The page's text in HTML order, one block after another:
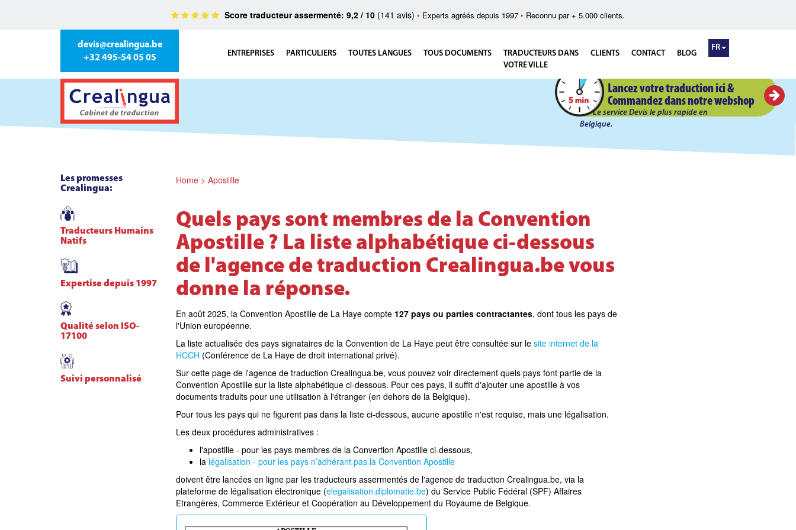
Score traducteur assermenté: 9,2 / 10 (141 avis) • Experts agréés depuis 1997 • Reconnu par + 5.000 clients.
devis@crealingua.be
+32 495-54 05 05
ENTREPRISES PARTICULIERS TOUTES LANGUES TOUS DOCUMENTS
TRADUCTEURS DANS
VOTRE VILLE
CLIENTS CONTACT BLOG
FR
Lancez votre traduction ici &
Commandez dans notre webshop
Le service Devis le plus rapide en
Belgique.
Les promesses
Crealingua:
Traducteurs Humains
Natifs
Expertise depuis 1997
Qualité selon ISO-
17100
Suivi personnalisé
Home > Apostille
Quels pays sont membres de la Convention
Apostille ? La liste alphabétique ci-dessous
de l'agence de traduction Crealingua.be vous
donne la réponse.
En août 2025, la Convention Apostille de La Haye compte 127 pays ou parties contractantes, dont tous les pays de
l'Union européenne.
La liste actualisée des pays signataires de la Convention de La Haye peut être consultée sur le site internet de la
HCCH (Conférence de La Haye de droit international privé).
Sur cette page de l'agence de traduction Crealingua.be, vous pouvez voir directement quels pays font partie de la
Convention Apostille sur la liste alphabétique ci-dessous. Pour ces pays, il suffit d'ajouter une apostille à vos
documents traduits pour une utilisation à l'étranger (en dehors de la Belgique).
Pour tous les pays qui ne figurent pas dans la liste ci-dessous, aucune apostille n'est requise, mais une légalisation.
Les deux procédures administratives :
l'apostille - pour les pays membres de la Convertion Apostille ci-dessous,
la légalisation - pour les pays n’adhérant pas la Convention Apostille
doivent être lancées en ligne par les traducteurs assermentés de l'agence de traduction Crealingua.be, via la
plateforme de légalisation électronique (elegalisation.diplomatie.be) du Service Public Fédéral (SPF) Affaires
Etrangères, Commerce Extérieur et Coopération au Développement du Royaume de Belgique.